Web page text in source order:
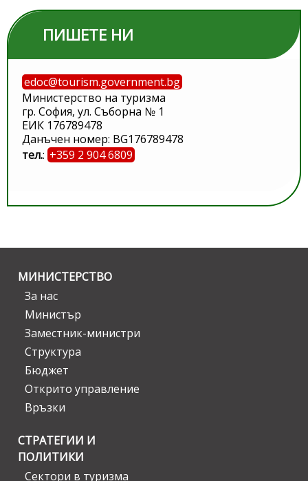
ПИШЕТЕ НИ
edoc@tourism.government.bg
Министерство на туризма
гр. София, ул. Съборна № 1
ЕИК 176789478
Данъчен номер: BG176789478
тел.: +359 2 904 6809
МИНИСТЕРСТВО
За нас
Министър
Заместник-министри
Структура
Бюджет
Открито управление
Връзки
СТРАТЕГИИ И
ПОЛИТИКИ
Сектори в туризма